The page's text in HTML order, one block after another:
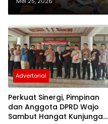
Advertorial
Perkuat Sinergi, Pimpinan
dan Anggota DPRD Wajo
Sambut Hangat Kunjungan